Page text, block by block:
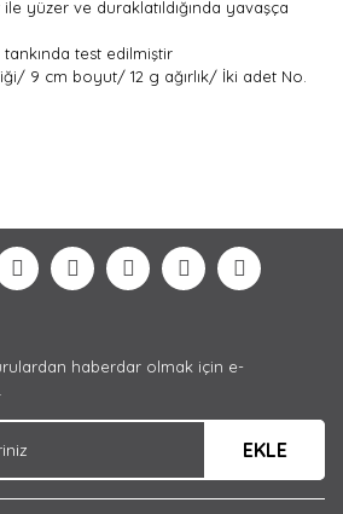
yüzer ve duraklatıldığında yavaşça
test edilmiştir
9 cm boyut/ 12 g ağırlık/ İki adet No.
Yorum Yaz
iletebilirsiniz.
için teşekkür ederiz.
eksik bilgiler bulunuyor.
bulunuyor.
sitelerden daha pahalı.
farklı alternatifler olmalı.
haberdar olmak için e-
EKLE